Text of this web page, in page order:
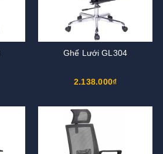
Ghế Lưới GL304
2.138.000₫